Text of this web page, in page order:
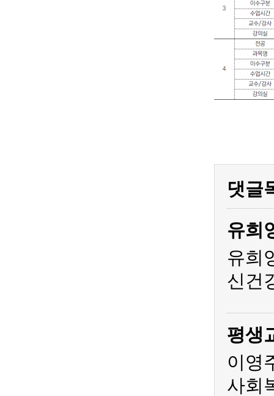
댓글
유희
유희
신건
평생
이영
사회